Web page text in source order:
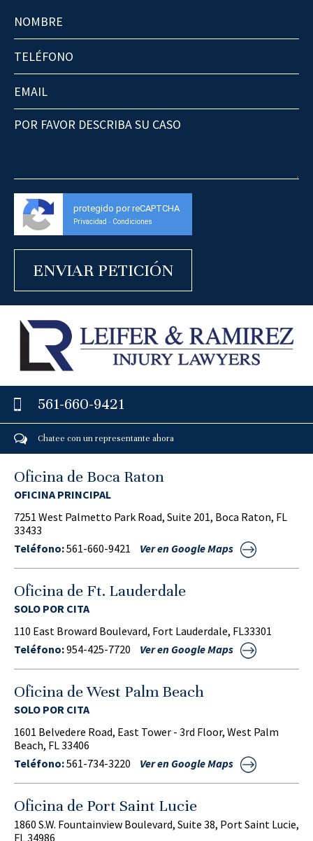
protegido por reCAPTCHA
Privacidad - Condiciones
561-660-9421
Chatee con un representante ahora
Oficina de Boca Raton
OFICINA PRINCIPAL
7251 West Palmetto Park Road, Suite 201, Boca Raton, FL
33433
Teléfono:561-660-9421 Ver en Google Maps
Oficina de Ft. Lauderdale
SOLO POR CITA
110 East Broward Boulevard, Fort Lauderdale, FL33301
Teléfono:954-425-7720 Ver en Google Maps
Oficina de West Palm Beach
SOLO POR CITA
1601 Belvedere Road, East Tower - 3rd Floor, West Palm
Beach, FL 33406
Teléfono:561-734-3220 Ver en Google Maps
Oficina de Port Saint Lucie
1860 S.W. Fountainview Boulevard, Suite 38, Port Saint Lucie,
FL 34986